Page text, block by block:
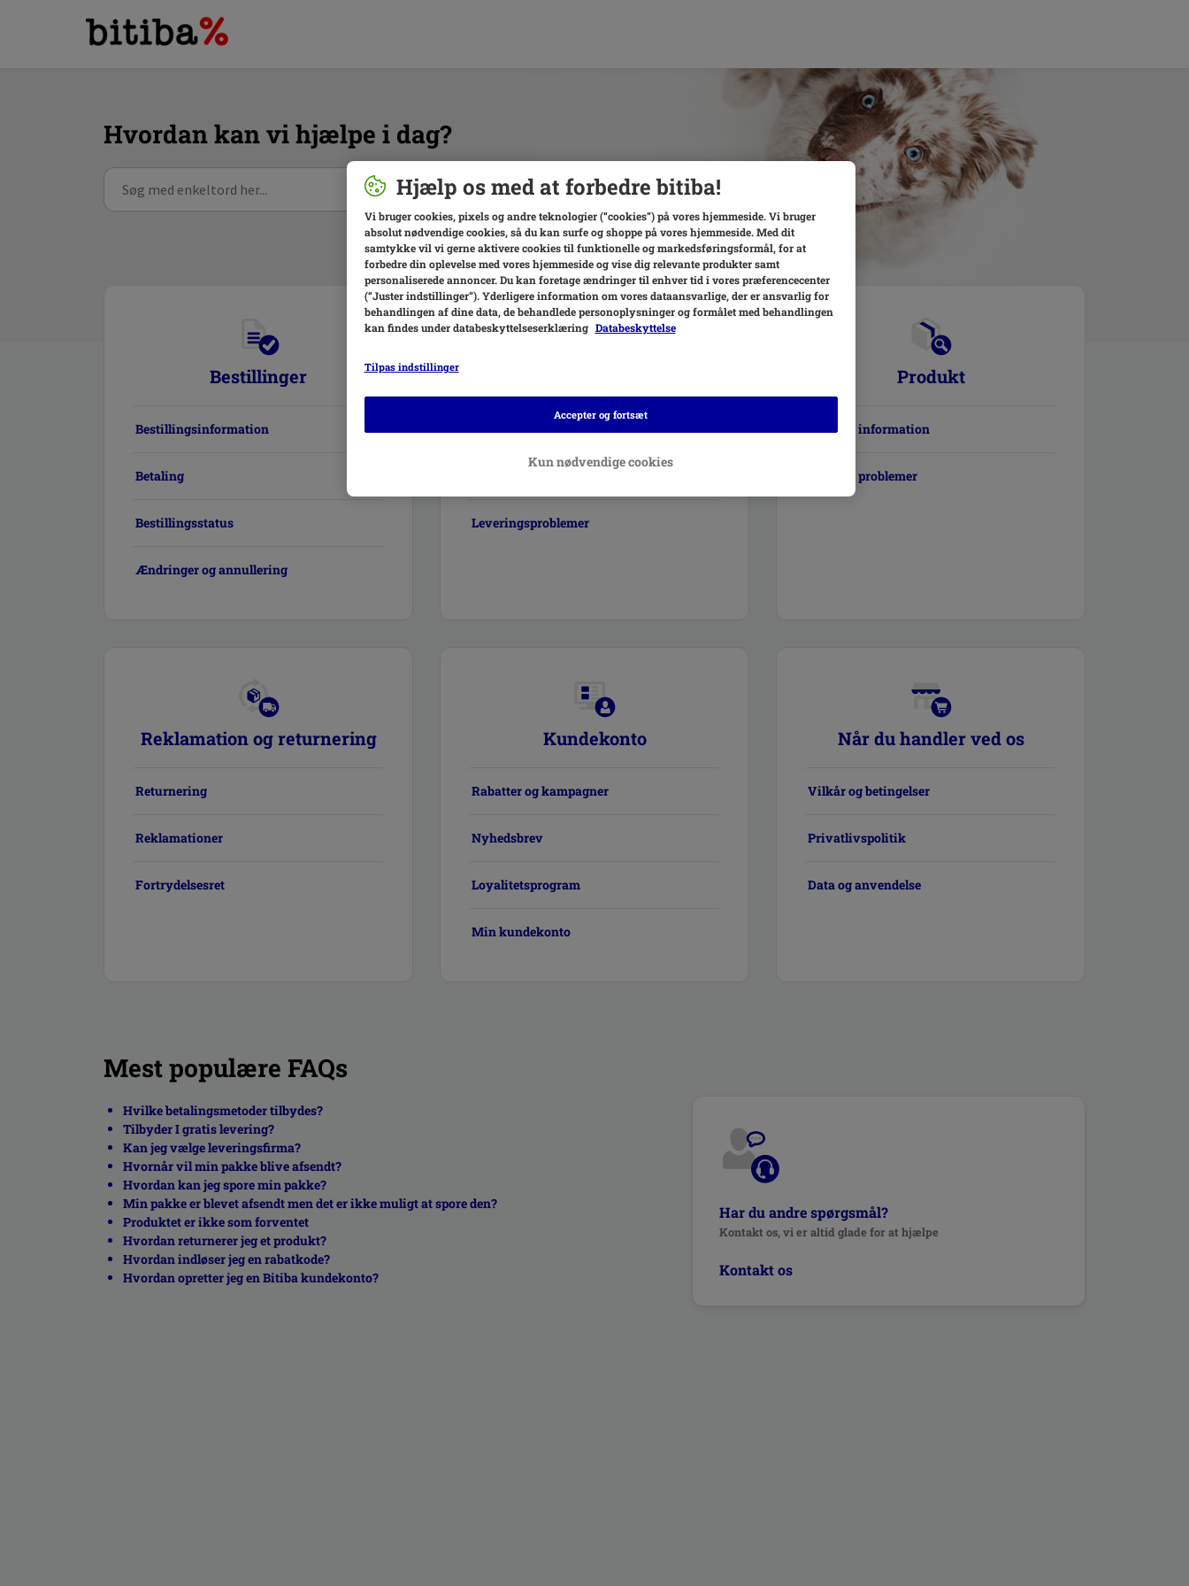
Hvordan kan vi hjælpe i dag?
Bestillinger
Bestillingsinformation
Betaling
Bestillingsstatus
Ændringer og annullering
Leveringsinformation
Leveringsproblemer
Produkt
Produkt information
Produkt problemer
Reklamation og returnering
Returnering
Reklamationer
Fortrydelsesret
Kundekonto
Rabatter og kampagner
Nyhedsbrev
Loyalitetsprogram
Min kundekonto
Når du handler ved os
Vilkår og betingelser
Privatlivspolitik
Data og anvendelse
Mest populære FAQs
Hvilke betalingsmetoder tilbydes?
Tilbyder I gratis levering?
Kan jeg vælge leveringsfirma?
Hvornår vil min pakke blive afsendt?
Hvordan kan jeg spore min pakke?
Min pakke er blevet afsendt men det er ikke muligt at spore den?
Produktet er ikke som forventet
Hvordan returnerer jeg et produkt?
Hvordan indløser jeg en rabatkode?
Hvordan opretter jeg en Bitiba kundekonto?
Har du andre spørgsmål?
Kontakt os, vi er altid glade for at hjælpe
Kontakt os
Hjælp os med at forbedre bitiba!
Vi bruger cookies, pixels og andre teknologier (“cookies”) på vores hjemmeside. Vi bruger
absolut nødvendige cookies, så du kan surfe og shoppe på vores hjemmeside. Med dit
samtykke vil vi gerne aktivere cookies til funktionelle og markedsføringsformål, for at
forbedre din oplevelse med vores hjemmeside og vise dig relevante produkter samt
personaliserede annoncer. Du kan foretage ændringer til enhver tid i vores præferencecenter
(“Juster indstillinger”). Yderligere information om vores dataansvarlige, der er ansvarlig for
behandlingen af ​​dine data, de behandlede personoplysninger og formålet med behandlingen
kan findes under databeskyttelseserklæring Databeskyttelse
Tilpas indstillinger
Kun nødvendige cookies
Accepter og fortsæt